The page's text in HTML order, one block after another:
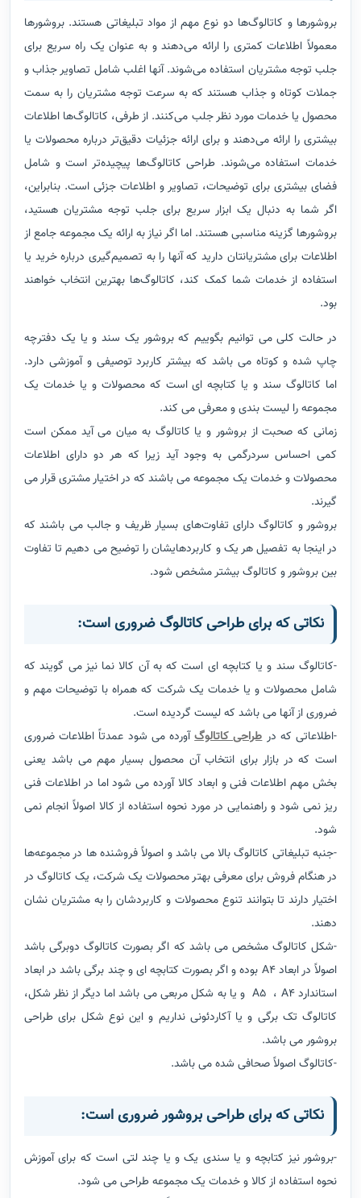
بروشورها و کاتالوگ‌ها دو نوع مهم از مواد تبلیغاتی هستند. بروشورها
معمولاً اطلاعات کمتری را ارائه می‌دهند و به عنوان یک راه سریع برای
جلب توجه مشتریان استفاده می‌شوند. آنها اغلب شامل تصاویر جذاب و
جملات کوتاه و جذاب هستند که به سرعت توجه مشتریان را به سمت
محصول یا خدمات مورد نظر جلب می‌کنند. از طرفی، کاتالوگ‌ها اطلاعات
بیشتری را ارائه می‌دهند و برای ارائه جزئیات دقیق‌تر درباره محصولات یا
خدمات استفاده می‌شوند. طراحی کاتالوگ‌ها پیچیده‌تر است و شامل
فضای بیشتری برای توضیحات، تصاویر و اطلاعات جزئی است. بنابراین،
اگر شما به دنبال یک ابزار سریع برای جلب توجه مشتریان هستید،
بروشورها گزینه مناسبی هستند. اما اگر نیاز به ارائه یک مجموعه جامع از
اطلاعات برای مشتریانتان دارید که آنها را به تصمیم‌گیری درباره خرید یا
استفاده از خدمات شما کمک کند، کاتالوگ‌ها بهترین انتخاب خواهند
بود.
در حالت کلی می توانیم بگوییم که بروشور یک سند و یا یک دفترچه
چاپ شده و کوتاه می باشد که بیشتر کاربرد توصیفی و آموزشی دارد.
اما کاتالوگ سند و یا کتابچه ای است که محصولات و یا خدمات یک
مجموعه را لیست بندی و معرفی می کند.
زمانی که صحبت از بروشور و یا کاتالوگ به میان می آید ممکن است
کمی احساس سردرگمی به وجود آید زیرا که هر دو دارای اطلاعات
محصولات و خدمات یک مجموعه می باشند که در اختیار مشتری قرار می
گیرند.
بروشور و کاتالوگ دارای تفاوت‌های بسیار ظریف و جالب می باشند که
در اینجا به تفصیل هر یک و کاربردهایشان را توضیح می دهیم تا تفاوت
بین بروشور و کاتالوگ بیشتر مشخص شود.
نکاتی که برای طراحی کاتالوگ ضروری است:
-کاتالوگ سند و یا کتابچه ای است که به آن کالا نما نیز می گویند که
شامل محصولات و یا خدمات یک شرکت که همراه با توضیحات مهم و
ضروری از آنها می باشد که لیست گردیده است.
-اطلاعاتی که درطراحی کاتالوگآورده می شود عمدتاً اطلاعات ضروری
است که در بازار برای انتخاب آن محصول بسیار مهم می باشد یعنی
بخش مهم اطلاعات فنی و ابعاد کالا آورده می شود اما در اطلاعات فنی
ریز نمی شود و راهنمایی در مورد نحوه استفاده از کالا اصولاً انجام نمی
شود.
-جنبه تبلیغاتی کاتالوگ بالا می باشد و اصولاً فروشنده ها در مجموعه‌ها
در هنگام فروش برای معرفی بهتر محصولات یک شرکت، یک کاتالوگ در
اختیار دارند تا بتوانند تنوع محصولات و کاربردشان را به مشتریان نشان
دهند.
-شکل کاتالوگ مشخص می باشد که اگر بصورت کاتالوگ دوبرگی باشد
اصولاً در ابعاد A4 بوده و اگر بصورت کتابچه ای و چند برگی باشد در ابعاد
استاندارد A5 ، A4 و یا به شکل مربعی می باشد اما دیگر از نظر شکل،
کاتالوگ تک برگی و یا آکاردئونی نداریم و این نوع شکل برای طراحی
بروشور می باشد.
-کاتالوگ اصولاً صحافی شده می باشد.
نکاتی که برای طراحی بروشور ضروری است:
-بروشور نیز کتابچه و یا سندی یک و یا چند لتی است که برای آموزش
نحوه استفاده از کالا و خدمات یک مجموعه طراحی می شود.